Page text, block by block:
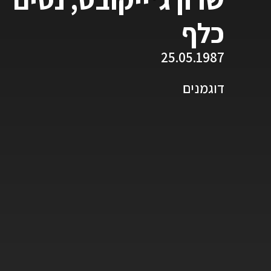
כלף
25.05.1987
דוגמנים